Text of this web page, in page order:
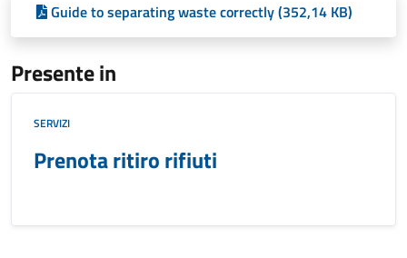
Guide to separating waste correctly (352,14 KB)
Presente in
SERVIZI
Prenota ritiro rifiuti